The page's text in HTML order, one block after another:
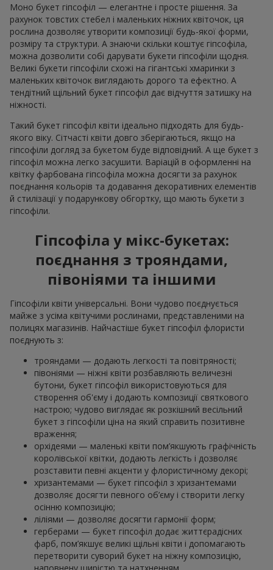
Моно букет гіпсофіл — елегантне і просте рішення. За
рахунок товстих стебел і маленьких ніжних квіточок, ця
рослина дозволяє утворити композиції будь-якої форми,
розміру та структури. А знаючи скільки коштує гіпсофіла,
можна дозволити собі дарувати букети гіпсофіли щодня.
Великі букети гіпсофіли схожі на гігантські хмаринки з
маленьких квіточок виглядають дорого та ефектно. А
тендітний щільний букет гіпсофіл дає відчуття затишку на
ніжності.
Такий букет гіпсофіл квіти ідеально підходять для будь-
якого віку. Сітчасті квіти довго зберігаються, якщо на
гіпсофіли догляд за букетом буде відповідний. А ще букет з
гіпсофіл можна легко засушити. Варіацій в оформленні на
квітку фарбована гіпсофіла можна досягти за рахунок
поєднання кольорів та додавання декоративних елементів
й стилізації у подарункову обгортку, що мають букети з
гіпсофіли.
Гіпсофіла у мікс-букетах:
поєднання з трояндами,
півоніями та іншими
Гіпсофіли квіти універсальні. Вони чудово поєднується
майже з усіма квітучими рослинами, представленими на
полицях магазинів. Найчастіше букет гіпсофіл флористи
поєднують з:
трояндами — додають легкості та повітряності;
півоніями — ніжні квіти розбавляють величезні
бутони, букет гіпсофіл використовуються для
створення об'єму і додають композиції святкового
настрою; чудово виглядає як розкішний весільний
букет з гіпсофіли ціна на який справить позитивне
враження;
орхідеями — маленькі квіти пом’якшують графічність
королівської квітки, додають легкість і дозволяє
розставити певні акценти у флористичному декорі;
хризантемами — букет гіпсофіл з хризантемами
дозволяє досягти певного об’єму і створити легку
осінню композицію;
ліліями — дозволяє досягти гармонії форм;
герберами — букет гіпсофіл додає життєрадісних
фарб, пом’якшує великі щільні квіти і допомагають
перетворити суворий букет на ніжну композицію,
наповнену щирістю та натхненням.